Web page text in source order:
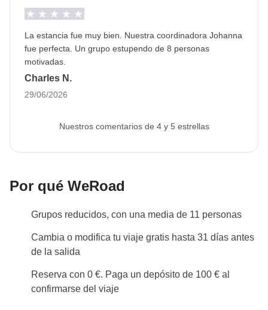
La estancia fue muy bien. Nuestra coordinadora Johanna
fue perfecta. Un grupo estupendo de 8 personas
motivadas.
Charles N.
29/06/2026
Nuestros comentarios de 4 y 5 estrellas
Por qué WeRoad
Grupos reducidos, con una media de 11 personas
Cambia o modifica tu viaje gratis hasta 31 días antes
de la salida
Reserva con 0 €. Paga un depósito de 100 € al
confirmarse del viaje